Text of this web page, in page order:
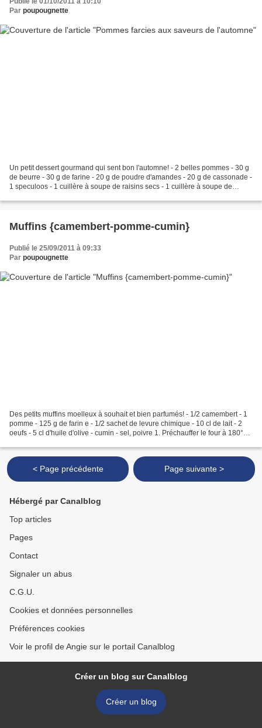
Par poupougnette
Un petit dessert gourmand qui sent bon l'automne! - 2 belles pommes - 30 g
de beurre - 30 g de farine - 20 g de poudre d'amandes - 20 g de cassonade -
1 speculoos - 1 cuillère à soupe de raisins secs - 1 cuillère à soupe de
Muffins {camembert-pomme-cumin}
Publié le 25/09/2011 à 09:33
Par poupougnette
Des petits muffins moelleux à souhait et bien parfumés! - 1/2 camembert - 1
pomme - 125 g de farin e - 1/2 sachet de levure chimique - 10 cl de lait - 2
oeufs - 5 cl d'huile d'olive - cumin - sel, poivre 1. Préchauffer le four à 180°C
< Page précédente Page suivante >
Hébergé par Canalblog
Top articles
Pages
Contact
Signaler un abus
C.G.U.
Cookies et données personnelles
Préférences cookies
Voir le profil de Angie sur le portail Canalblog
Créer un blog sur Canalblog
Créer un blog